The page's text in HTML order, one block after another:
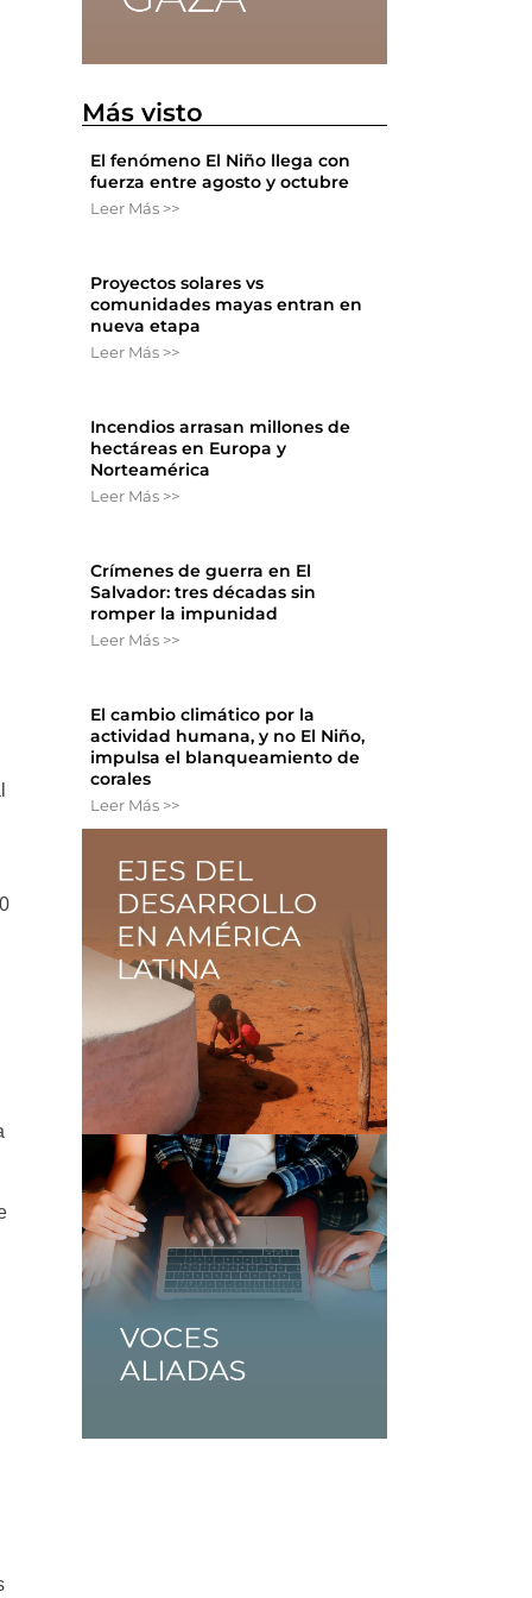
Más visto
El fenómeno El Niño llega con
fuerza entre agosto y octubre
Leer Más >>
Proyectos solares vs
comunidades mayas entran en
nueva etapa
Leer Más >>
Incendios arrasan millones de
hectáreas en Europa y
Norteamérica
Leer Más >>
Crímenes de guerra en El
Salvador: tres décadas sin
romper la impunidad
Leer Más >>
El cambio climático por la
actividad humana, y no El Niño,
impulsa el blanqueamiento de
corales
Leer Más >>